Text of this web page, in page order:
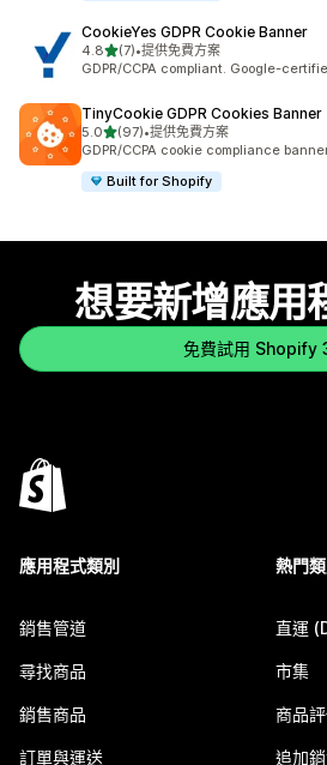
CookieYes GDPR Cookie Banner
4.8滿分 5 顆星
(7)
共有 7 則評價
•提供免費方案
GDPR/CCPA compliant. Google-
TinyCookie GDPR Cookies Banner
5.0滿分 5 顆星
(97)
共有 97 則評價
•提供免費方案
GDPR/CCPA cookie compliance
Built for Shopify
想要新增應用
免費試用 Shopify
應用程式類別
銷售管道
尋找商品
銷售商品
訂單與運送
熱門類
直運
市集
商品
追加